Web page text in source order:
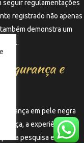
seguir regulamentações
registrado não apenas
demonstra um
e
em pele negra
a experiência do
na pesquisa e na